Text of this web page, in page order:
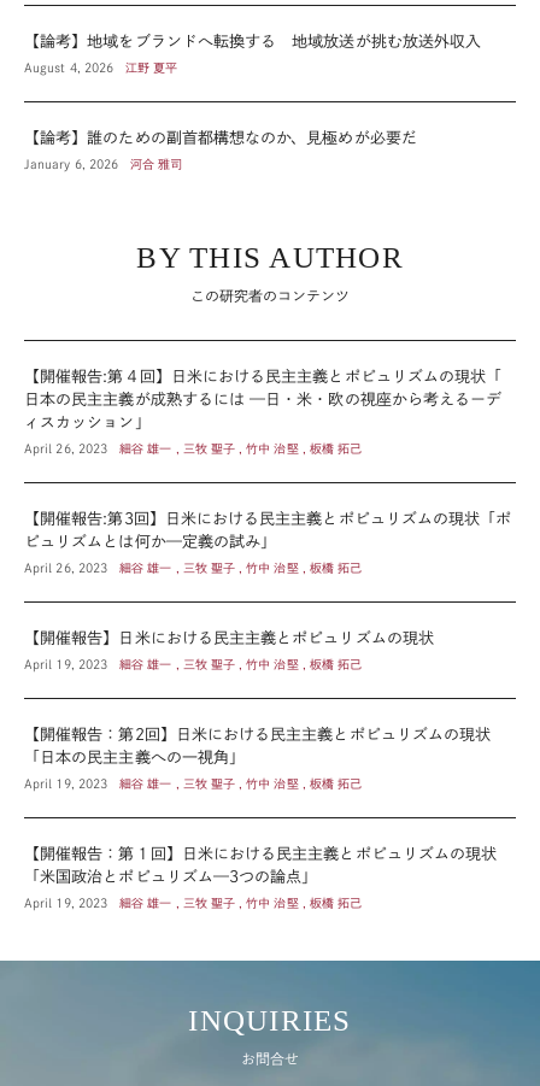
【論考】地域をブランドへ転換する 地域放送が挑む放送外収入
August 4, 2026 江野 夏平
【論考】誰のための副首都構想なのか、見極めが必要だ
January 6, 2026 河合 雅司
BY THIS AUTHOR
この研究者のコンテンツ
【開催報告:第４回】日米における民主主義とポピュリズムの現状「
日本の民主主義が成熟するには —日・米・欧の視座から考えるーデ
ィスカッション」
April 26, 2023 細谷 雄一 , 三牧 聖子 , 竹中 治堅 , 板橋 拓己
【開催報告:第3回】日米における民主主義とポピュリズムの現状「ポ
ピュリズムとは何か—定義の試み」
April 26, 2023 細谷 雄一 , 三牧 聖子 , 竹中 治堅 , 板橋 拓己
【開催報告】日米における民主主義とポピュリズムの現状
April 19, 2023 細谷 雄一 , 三牧 聖子 , 竹中 治堅 , 板橋 拓己
【開催報告：第2回】日米における民主主義とポピュリズムの現状
「日本の民主主義への一視角」
April 19, 2023 細谷 雄一 , 三牧 聖子 , 竹中 治堅 , 板橋 拓己
【開催報告：第１回】日米における民主主義とポピュリズムの現状
「米国政治とポピュリズム—3つの論点」
April 19, 2023 細谷 雄一 , 三牧 聖子 , 竹中 治堅 , 板橋 拓己
INQUIRIES
お問合せ